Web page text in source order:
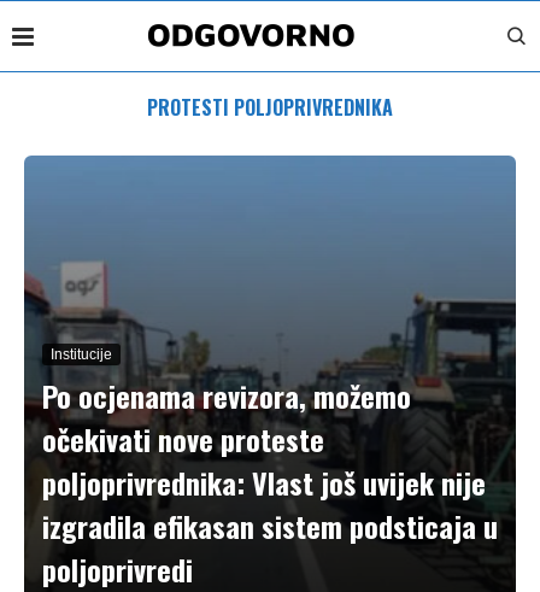
PROTESTI POLJOPRIVREDNIKA
Institucije
Po ocjenama revizora, možemo
očekivati nove proteste
poljoprivrednika: Vlast još uvijek nije
izgradila efikasan sistem podsticaja u
poljoprivredi